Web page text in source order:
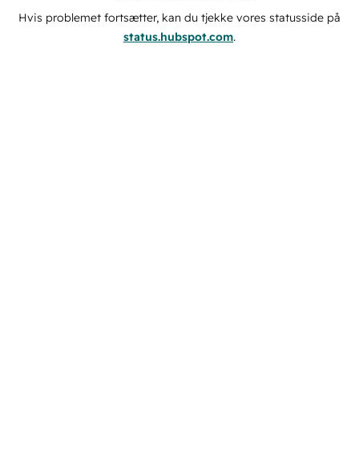
Hvis problemet fortsætter, kan du tjekke vores statusside på
status.hubspot.com.